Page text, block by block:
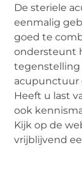
De steriele
eenmalig
goed te
ondersteunt
acupunctuur
Heeft u last
ook
Kijk op de
vrijblijvend